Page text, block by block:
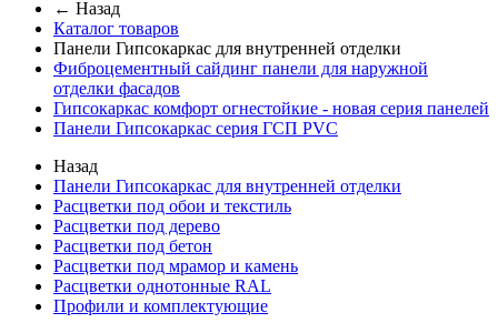
← Назад
Каталог товаров
Панели Гипсокаркас для внутренней отделки
Фиброцементный сайдинг панели для наружной
отделки фасадов
Гипсокаркас комфорт огнестойкие - новая серия панелей
Панели Гипсокаркас серия ГСП PVC
Назад
Панели Гипсокаркас для внутренней отделки
Расцветки под обои и текстиль
Расцветки под дерево
Расцветки под бетон
Расцветки под мрамор и камень
Расцветки однотонные RAL
Профили и комплектующие